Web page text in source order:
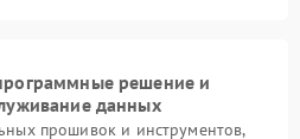
решение и
данных
прошивок и инструментов,